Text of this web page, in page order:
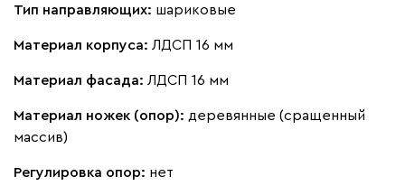
Тип направляющих: шариковые
Материал корпуса: ЛДСП 16 мм
Материал фасада: ЛДСП 16 мм
Материал ножек (опор): деревянные (сращенный
массив)
Регулировка опор: нет